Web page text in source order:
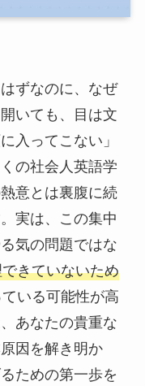
ずなのに、なぜ
いても、目は文
入ってこない」
の社会人英語学
意とは裏腹に続
実は、この集中
気の問題ではな
きていないため
いる可能性が高
あなたの貴重な
因を解き明か
ための第一歩を